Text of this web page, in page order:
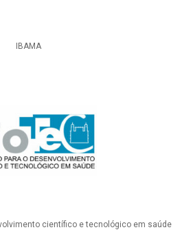
IBAMA
científico e tecnológico em saúde